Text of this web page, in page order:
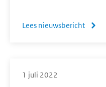
2022
Lees nieuwsbericht
over
1 juli 2022